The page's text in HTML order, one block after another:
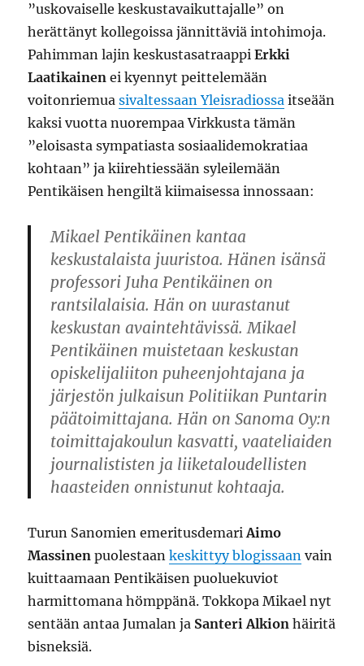
”uskovaiselle keskustavaikuttajalle” on
herättänyt kollegoissa jännittäviä intohimoja.
Pahimman lajin keskustasatraappiErkki
Laatikainen ei kyennyt peittelemään
voitonriemuasivaltessaan Yleisradiossa itseään
kaksi vuotta nuorempaa Virkkusta tämän
”eloisasta sympatiasta sosiaalidemokratiaa
kohtaan” ja kiirehtiessään syleilemään
Pentikäisen hengiltä kiimaisessa innossaan:
Mikael Pentikäinen kantaa
keskustalaista juuristoa. Hänen isänsä
professori Juha Pentikäinen on
rantsilalaisia. Hän on uurastanut
keskustan avaintehtävissä. Mikael
Pentikäinen muistetaan keskustan
opiskelijaliiton puheenjohtajana ja
järjestön julkaisun Politiikan Puntarin
päätoimittajana. Hän on Sanoma Oy:n
toimittajakoulun kasvatti, vaateliaiden
journalististen ja liiketaloudellisten
haasteiden onnistunut kohtaaja.
Turun Sanomien emeritusdemariAimo
Massinen puolestaankeskittyy blogissaan vain
kuittaamaan Pentikäisen puoluekuviot
harmittomana hömppänä. Tokkopa Mikael nyt
sentään antaa Jumalan ja Santeri Alkion häiritä
bisneksiä.